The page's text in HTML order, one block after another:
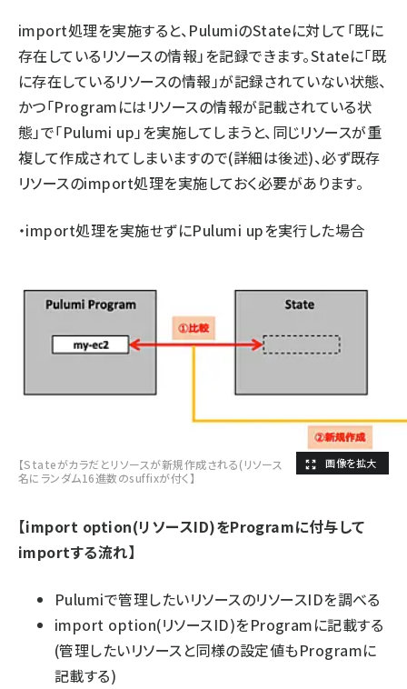
import処理を実施すると、PulumiのStateに対して「既に
存在しているリソースの情報」を記録できます。Stateに「既
に存在しているリソースの情報」が記録されていない状態、
かつ「Programにはリソースの情報が記載されている状
態」で「Pulumi up」を実施してしまうと、同じリソースが重
複して作成されてしまいますので(詳細は後述)、必ず既存
リソースのimport処理を実施しておく必要があります。
・import処理を実施せずにPulumi upを実行した場合
【Stateがカラだとリソースが新規作成される(リソース
名にランダム16進数のsuffixが付く】
【import option(リソースID)をProgramに付与して
importする流れ】
Pulumiで管理したいリソースのリソースIDを調べる
import option(リソースID)をProgramに記載する
(管理したいリソースと同様の設定値もProgramに
記載する)